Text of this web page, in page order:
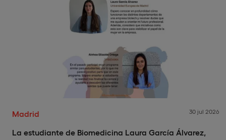
Madrid
La estudiante de Biomedicina Laura García Álvarez,
30 jul 2026